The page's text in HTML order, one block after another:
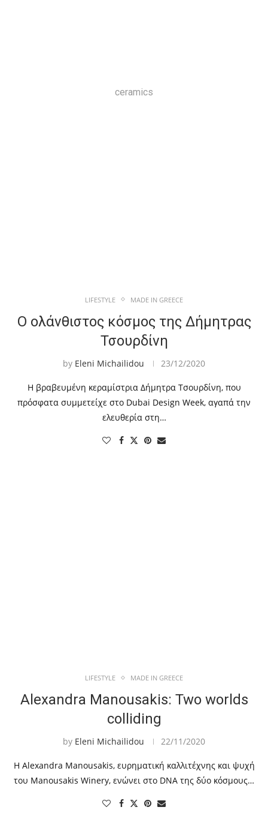
ceramics
LIFESTYLE MADE IN GREECE
Ο ολάνθιστος κόσμος της Δήμητρας
Τσουρδίνη
by Eleni Michailidou 23/12/2020
Η βραβευμένη κεραμίστρια Δήμητρα Τσουρδίνη, που
πρόσφατα συμμετείχε στο Dubai Design Week, αγαπά την
ελευθερία στη…
LIFESTYLE MADE IN GREECE
Alexandra Manousakis: Two worlds
colliding
by Eleni Michailidou 22/11/2020
Η Alexandra Manousakis, ευρηματική καλλιτέχνης και ψυχή
του Manousakis Winery, ενώνει στο DNA της δύο κόσμους…